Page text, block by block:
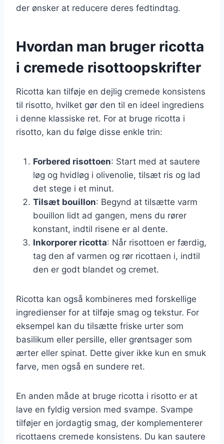
der ønsker at reducere deres fedtindtag.
Hvordan man bruger ricotta
i cremede risottoopskrifter
Ricotta kan tilføje en dejlig cremede konsistens
til risotto, hvilket gør den til en ideel ingrediens
i denne klassiske ret. For at bruge ricotta i
risotto, kan du følge disse enkle trin:
Forbered risottoen: Start med at sautere
løg og hvidløg i olivenolie, tilsæt ris og lad
det stege i et minut.
Tilsæt bouillon: Begynd at tilsætte varm
bouillon lidt ad gangen, mens du rører
konstant, indtil risene er al dente.
Inkorporer ricotta: Når risottoen er færdig,
tag den af varmen og rør ricottaen i, indtil
den er godt blandet og cremet.
Ricotta kan også kombineres med forskellige
ingredienser for at tilføje smag og tekstur. For
eksempel kan du tilsætte friske urter som
basilikum eller persille, eller grøntsager som
ærter eller spinat. Dette giver ikke kun en smuk
farve, men også en sundere ret.
En anden måde at bruge ricotta i risotto er at
lave en fyldig version med svampe. Svampe
tilføjer en jordagtig smag, der komplementerer
ricottaens cremede konsistens. Du kan sautere